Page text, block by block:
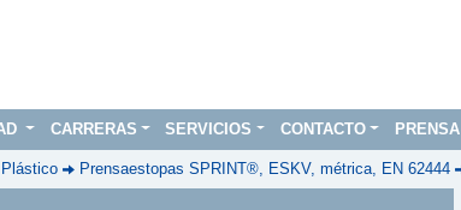
CARRERAS SERVICIOS CONTACTO PRENSA
Plástico Prensaestopas SPRINT®, ESKV, métrica, EN 62444